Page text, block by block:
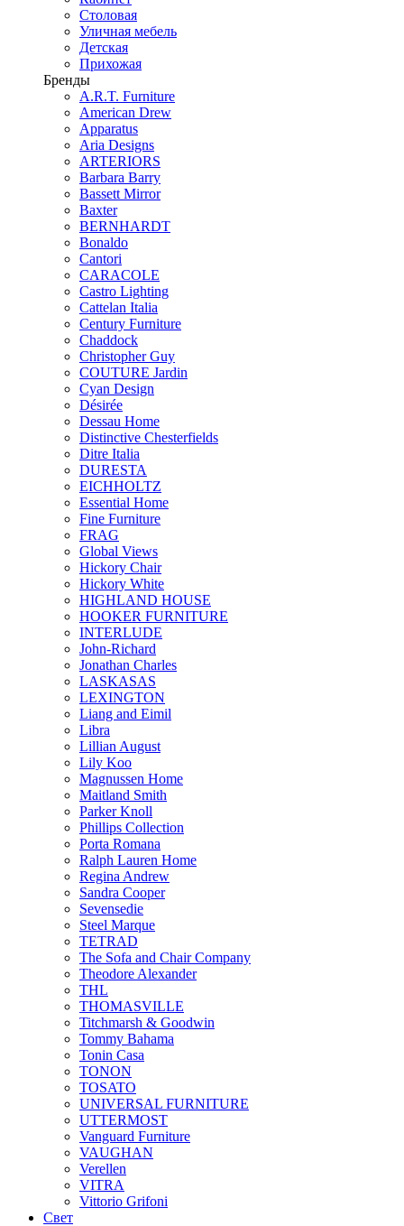
Столовая
Уличная мебель
Детская
Прихожая
Бренды
A.R.T. Furniture
American Drew
Apparatus
Aria Designs
ARTERIORS
Barbara Barry
Bassett Mirror
Baxter
BERNHARDT
Bonaldo
Cantori
CARACOLE
Castro Lighting
Cattelan Italia
Century Furniture
Chaddock
Christopher Guy
COUTURE Jardin
Cyan Design
Désirée
Dessau Home
Distinctive Chesterfields
Ditre Italia
DURESTA
EICHHOLTZ
Essential Home
Fine Furniture
FRAG
Global Views
Hickory Chair
Hickory White
HIGHLAND HOUSE
HOOKER FURNITURE
INTERLUDE
John-Richard
Jonathan Charles
LASKASAS
LEXINGTON
Liang and Eimil
Libra
Lillian August
Lily Koo
Magnussen Home
Maitland Smith
Parker Knoll
Phillips Collection
Porta Romana
Ralph Lauren Home
Regina Andrew
Sandra Cooper
Sevensedie
Steel Marque
TETRAD
The Sofa and Chair Company
Theodore Alexander
THL
THOMASVILLE
Titchmarsh & Goodwin
Tommy Bahama
Tonin Casa
TONON
TOSATO
UNIVERSAL FURNITURE
UTTERMOST
Vanguard Furniture
VAUGHAN
Verellen
VITRA
Vittorio Grifoni
Свет